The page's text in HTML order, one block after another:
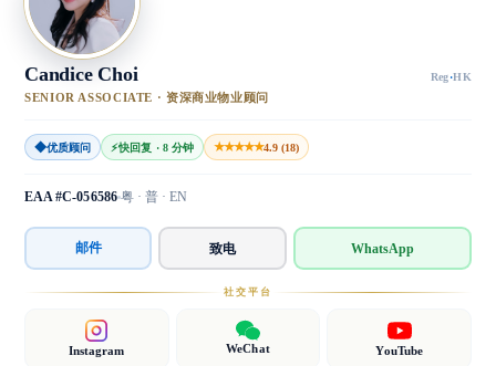
Candice Choi Reg·HK
SENIOR ASSOCIATE · 资深商业物业顾问
◆优质顾问 ⚡快回复 · 8 分钟 ★★★★★4.9 (18)
EAA #C-056586 粤 · 普 · EN
邮件 致电 WhatsApp
社交平台
Instagram WeChat YouTube